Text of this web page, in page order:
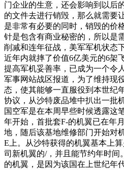
门企业的生意，还会影响到以后
的文件去进行销毁，那么就需要
是非常有必要的同时，销毁的价
针是包含有商业秘密的，所以是
削减和连年征战，美军军机状态
近年内就摔了价值6亿美元的6架
提高军机妥善率，已成为一个
军事网站战区报道，为了维持现
态，使其能够一直服役到本世纪
协议，从沙特废品堆中扒出一
国空军是在本周早些时候透露这
年开始，首批套F-的机翼已在年
地，随后该基地维修部门开始对
E上。从沙特获得的机翼基本上
司新机翼的/，并且能节约年时
的机翼，是因为该国在上世纪年